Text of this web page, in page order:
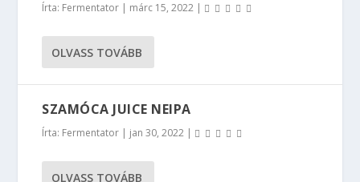
Írta: Fermentator | márc 15, 2022 |
OLVASS TOVÁBB
SZAMÓCA JUICE NEIPA
Írta: Fermentator | jan 30, 2022 |
OLVASS TOVÁBB